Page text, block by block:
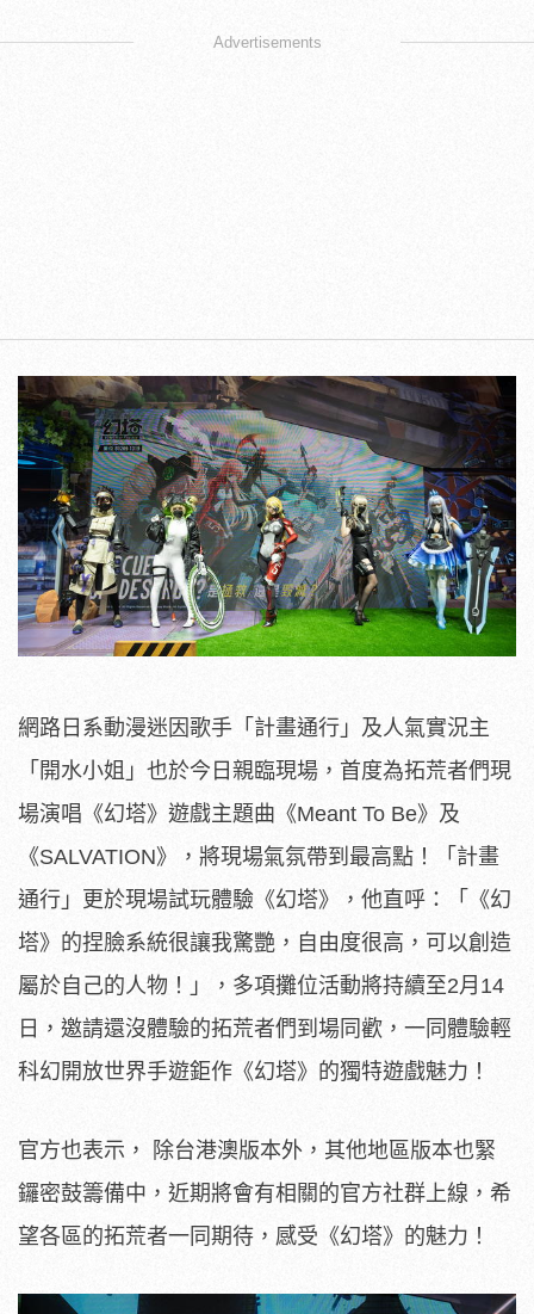
Advertisements
網路日系動漫迷因歌手「計畫通行」及人氣實況主
「開水小姐」也於今日親臨現場，首度為拓荒者們現
場演唱《幻塔》遊戲主題曲《Meant To Be》及
《SALVATION》，將現場氣氛帶到最高點！「計畫
通行」更於現場試玩體驗《幻塔》，他直呼：「《幻
塔》的捏臉系統很讓我驚艷，自由度很高，可以創造
屬於自己的人物！」，多項攤位活動將持續至2月14
日，邀請還沒體驗的拓荒者們到場同歡，一同體驗輕
科幻開放世界手遊鉅作《幻塔》的獨特遊戲魅力！
官方也表示， 除台港澳版本外，其他地區版本也緊
鑼密鼓籌備中，近期將會有相關的官方社群上線，希
望各區的拓荒者一同期待，感受《幻塔》的魅力！